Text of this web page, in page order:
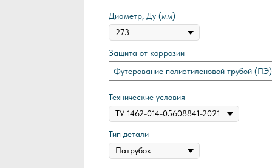
Диаметр, Ду (мм)
Защита от коррозии
Футерование полиэтиленовой трубой (ПЭ)
Технические условия
Тип детали